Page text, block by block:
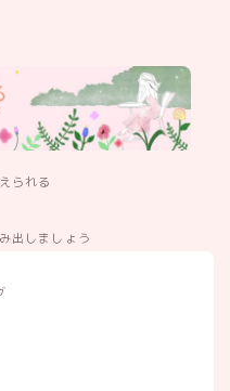
られる
出しましょう